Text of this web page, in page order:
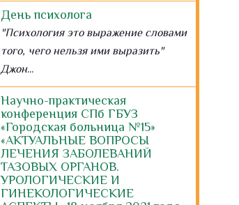
День психолога
"Психология это выражение словами
того, чего нельзя ими выразить"
Джон...
Научно-практическая
конференция СПб ГБУЗ
«Городская больница №15»
«АКТУАЛЬНЫЕ ВОПРОСЫ
ЛЕЧЕНИЯ ЗАБОЛЕВАНИЙ
ТАЗОВЫХ ОРГАНОВ.
УРОЛОГИЧЕСКИЕ И
ГИНЕКОЛОГИЧЕСКИЕ